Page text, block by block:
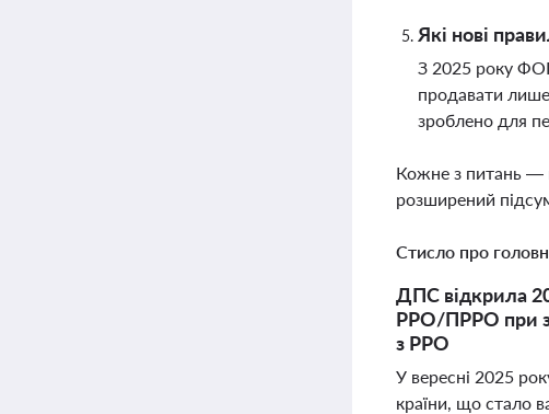
Які нові
З 2025 року
продавати лише
зроблено для
Кожне з питань —
розширений
Стисло про
ДПС відкрила
РРО/ПРРО при
з РРО
У вересні 2025
країни, що стало